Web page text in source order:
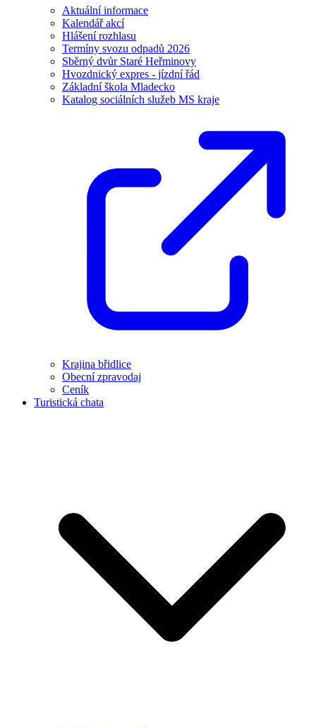
Aktuální informace
Kalendář akcí
Hlášení rozhlasu
Termíny svozu odpadů 2026
Sběrný dvůr Staré Heřminovy
Hvozdnický expres - jízdní řád
Základní škola Mladecko
Katalog sociálních služeb MS kraje
Krajina břidlice
Obecní zpravodaj
Ceník
Turistická chata